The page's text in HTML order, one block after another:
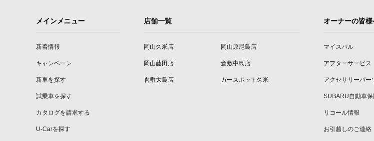
メインメニュー
新着情報
キャンペーン
新車を探す
試乗車を探す
カタログを請求する
U-Carを探す
店舗一覧
岡山久米店 岡山原尾島店
岡山藤田店 倉敷中島店
倉敷大島店 カースポット久米
オーナーの皆様
マイスバル
アフターサービス
アクセサリーパー
SUBARU自動車保
リコール情報
お引越しのご連絡